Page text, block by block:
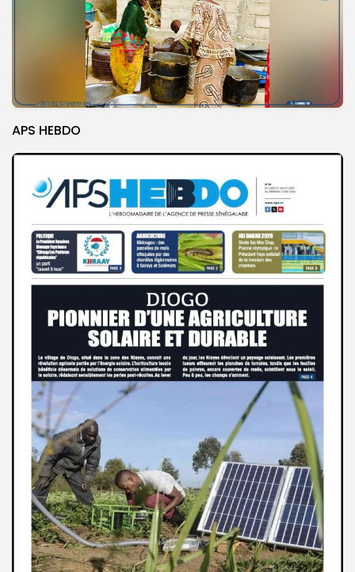
APS HEBDO